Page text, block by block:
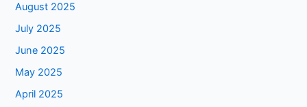
August 2025
July 2025
June 2025
May 2025
April 2025